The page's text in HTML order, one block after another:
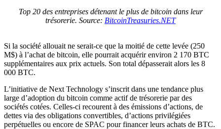
Top 20 des entreprises détenant le plus de bitcoin dans leur
trésorerie. Source: BitcoinTreasuries.NET
Si la société allouait ne serait-ce que la moitié de cette levée (250
M$) à l’achat de bitcoin, elle pourrait acquérir environ 2 170 BTC
supplémentaires aux prix actuels. Son total dépasserait alors les 8
000 BTC.
L’initiative de Next Technology s’inscrit dans une tendance plus
large d’adoption du bitcoin comme actif de trésorerie par des
sociétés cotées. Celles-ci recourent à des émissions d’actions, de
dettes via des obligations convertibles, d’actions privilégiées
perpétuelles ou encore de SPAC pour financer leurs achats de BTC.